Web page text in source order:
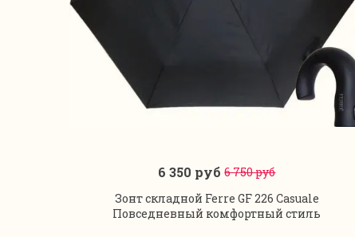
В корзину
6 350 руб6 750 руб
Зонт складной Ferre GF 226 Casuale
Повседневный комфортный стиль